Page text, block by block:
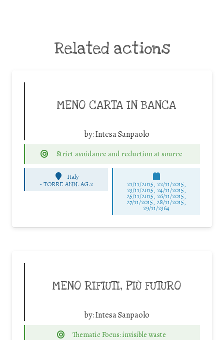
Related actions
MENO CARTA IN BANCA
by:Intesa Sanpaolo
Strict avoidance and reduction at source
Italy
-TORRE ANN. AG.2 21/11/2015, 22/11/2015,
23/11/2015, 24/11/2015,
25/11/2015, 26/11/2015,
27/11/2015, 28/11/2015,
29/11/2364
MENO RIFIUTI, PIÙ FUTURO
by:Intesa Sanpaolo
Thematic Focus: invisible waste